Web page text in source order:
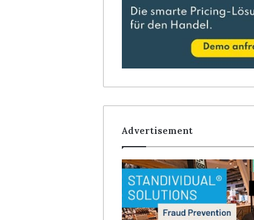
Advertisement